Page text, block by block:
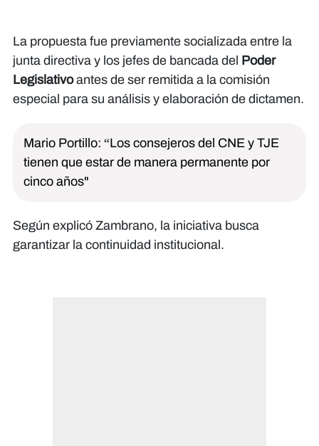
La propuesta fue previamente socializada entre la
junta directiva y los jefes de bancada del Poder
Legislativoantes de ser remitida a la comisión
especial para su análisis y elaboración de dictamen.
Mario Portillo: “Los consejeros del CNE y TJE
tienen que estar de manera permanente por
cinco años"
Según explicó Zambrano, la iniciativa busca
garantizar la continuidad institucional.